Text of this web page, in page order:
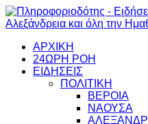
ΑΡΧΙΚΗ
24ΩΡΗ ΡΟΗ
ΕΙΔΗΣΕΙΣ
ΠΟΛΙΤΙΚΗ
ΒΕΡΟΙΑ
ΝΑΟΥΣΑ